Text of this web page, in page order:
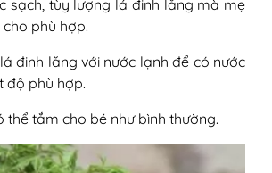
sạch, tùy lượng lá đinh lăng mà mẹ
phù hợp.
đinh lăng với nước lạnh để có nước
độ phù hợp.
thể tắm cho bé như bình thường.